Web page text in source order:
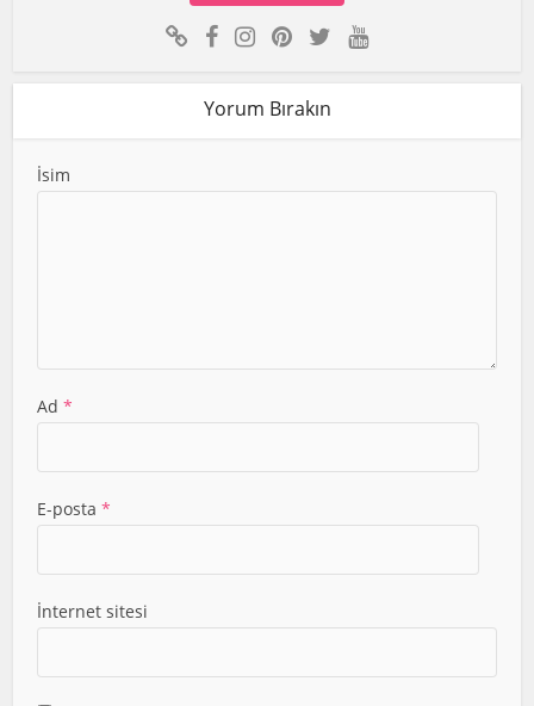
Yorum Bırakın
İsim
Ad*
E-posta*
İnternet sitesi